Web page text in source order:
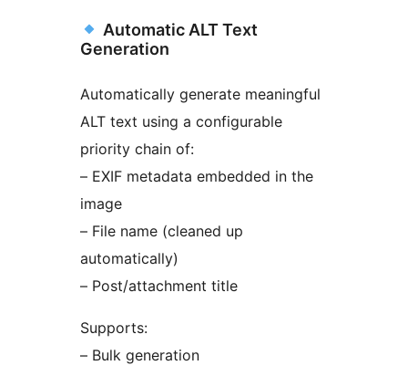
Automatic ALT Text
Generation
Automatically generate meaningful
ALT text using a configurable
priority chain of:
– EXIF metadata embedded in the
image
– File name (cleaned up
automatically)
– Post/attachment title
Supports:
– Bulk generation